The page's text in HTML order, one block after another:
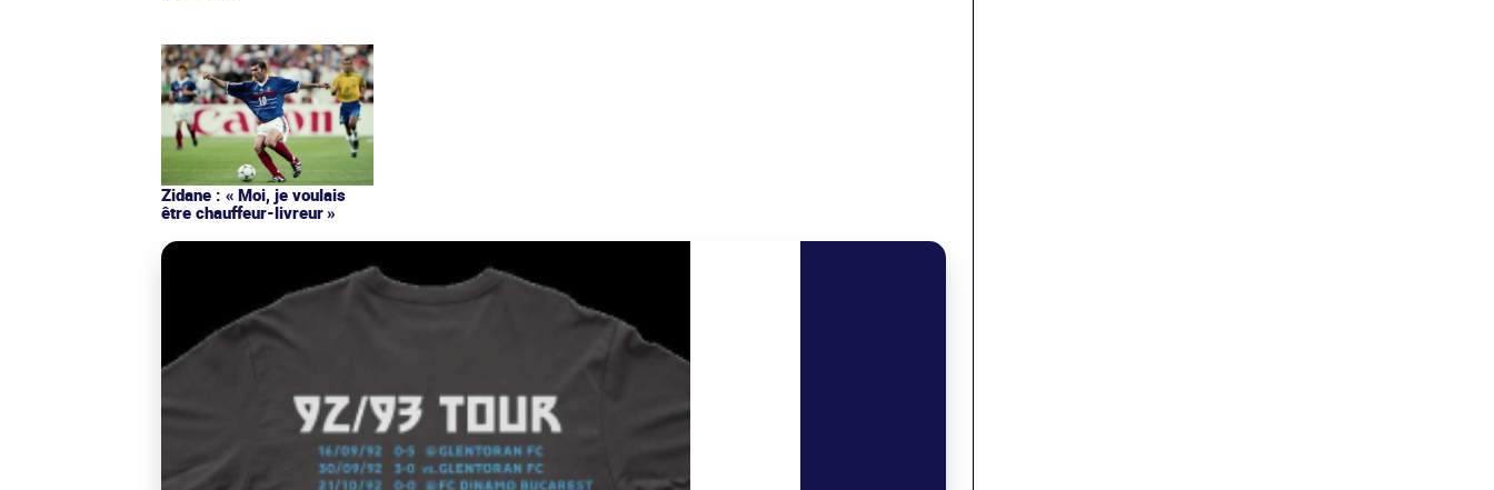
Zidane : « Moi, je voulais
être chauffeur-livreur »